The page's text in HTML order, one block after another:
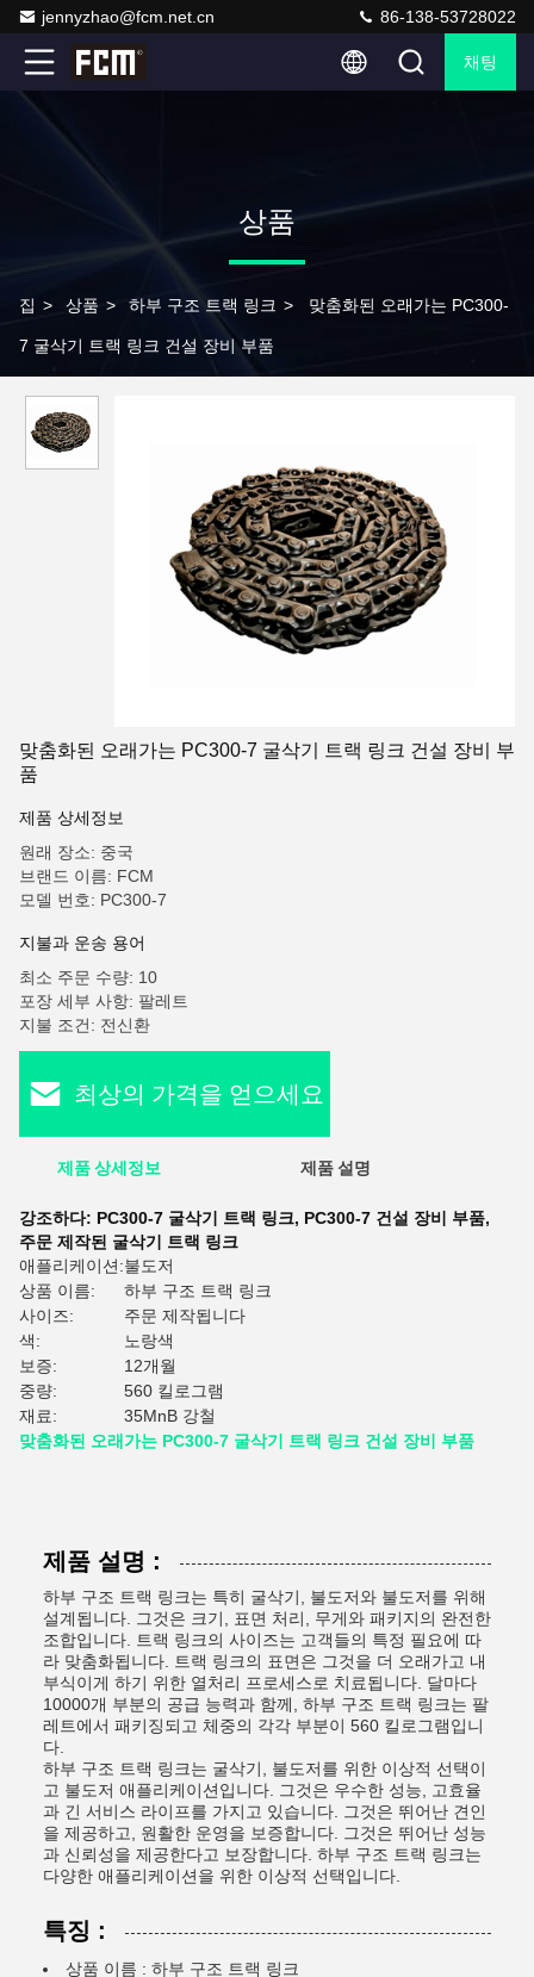
jennyzhao@fcm.net.cn 86-138-53728022
채팅
상품
집 > 상품 > 하부 구조 트랙 링크 > 맞춤화된 오래가는 PC300-
7 굴삭기 트랙 링크 건설 장비 부품
맞춤화된 오래가는 PC300-7 굴삭기 트랙 링크 건설 장비 부
품
제품 상세정보
원래 장소: 중국
브랜드 이름: FCM
모델 번호: PC300-7
지불과 운송 용어
최소 주문 수량: 10
포장 세부 사항: 팔레트
지불 조건: 전신환
최상의 가격을 얻으세요
제품 상세정보 제품 설명
강조하다: PC300-7 굴삭기 트랙 링크, PC300-7 건설 장비 부품,
주문 제작된 굴삭기 트랙 링크
애플리케이션:불도저
상품 이름:
하부 구조 트랙 링크
사이즈:
주문 제작됩니다
색:
노랑색
보증:
12개월
중량:
560 킬로그램
재료:
35MnB 강철
맞춤화된 오래가는 PC300-7 굴삭기 트랙 링크 건설 장비 부품
제품 설명 :
하부 구조 트랙 링크는 특히 굴삭기, 불도저와 불도저를 위해
설계됩니다. 그것은 크기, 표면 처리, 무게와 패키지의 완전한
조합입니다. 트랙 링크의 사이즈는 고객들의 특정 필요에 따
라 맞춤화됩니다. 트랙 링크의 표면은 그것을 더 오래가고 내
부식이게 하기 위한 열처리 프로세스로 치료됩니다. 달마다
10000개 부분의 공급 능력과 함께, 하부 구조 트랙 링크는 팔
레트에서 패키징되고 체중의 각각 부분이 560 킬로그램입니
다.
하부 구조 트랙 링크는 굴삭기, 불도저를 위한 이상적 선택이
고 불도저 애플리케이션입니다. 그것은 우수한 성능, 고효율
과 긴 서비스 라이프를 가지고 있습니다. 그것은 뛰어난 견인
을 제공하고, 원활한 운영을 보증합니다. 그것은 뛰어난 성능
과 신뢰성을 제공한다고 보장합니다. 하부 구조 트랙 링크는
다양한 애플리케이션을 위한 이상적 선택입니다.
특징 :
상품 이름 : 하부 구조 트랙 링크